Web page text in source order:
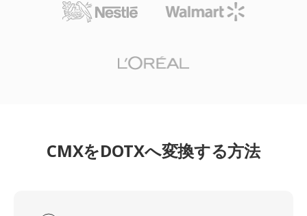
CMXをDOTXへ変換する方法